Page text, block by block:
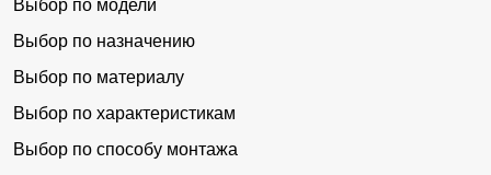
Выбор по модели
Выбор по назначению
Выбор по материалу
Выбор по характеристикам
Выбор по способу монтажа